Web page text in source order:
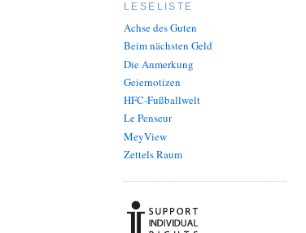
LESELISTE
Achse des Guten
Beim nächsten Geld
Die Anmerkung
Geiernotizen
HFC-Fußballwelt
Le Penseur
MeyView
Zettels Raum